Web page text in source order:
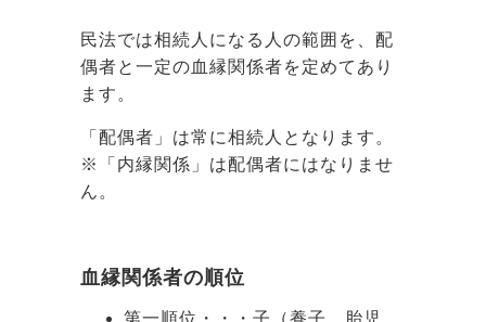
民法では相続人になる人の範囲を、配
偶者と一定の血縁関係者を定めてあり
ます。
「配偶者」は常に相続人となります。
※「内縁関係」は配偶者にはなりませ
ん。
血縁関係者の順位
第一順位・・・子（養子、胎児、